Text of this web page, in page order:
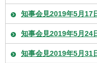
知事会見2019年5月17
知事会見2019年5月24
知事会見2019年5月31